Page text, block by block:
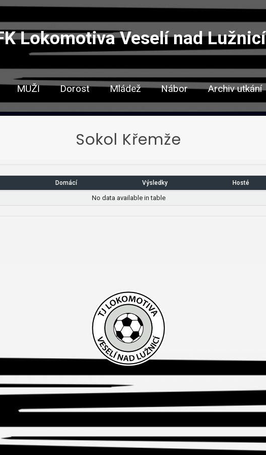
Lokomotiva Veselí nad Lužnicí
MUŽI Dorost Mládež Nábor Archiv utkání
Sokol Křemže
Domácí Výsledky Hosté
No data available in table